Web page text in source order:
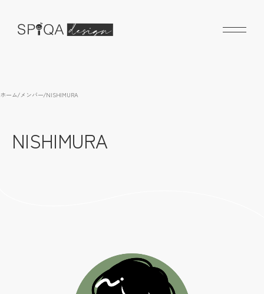
ホーム/メンバー/NISHIMURA
NISHIMURA